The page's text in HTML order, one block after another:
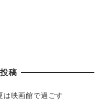
稿
映画館で過ごす